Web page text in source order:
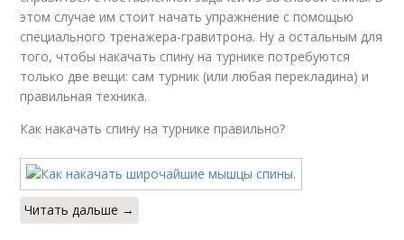
этом случае им стоит начать упражнение с помощью
специального тренажера-гравитрона. Ну а остальным для
того, чтобы накачать спину на турнике потребуются
только две вещи: сам турник (или любая перекладина) и
правильная техника.
Как накачать спину на турнике правильно?
Читать дальше →